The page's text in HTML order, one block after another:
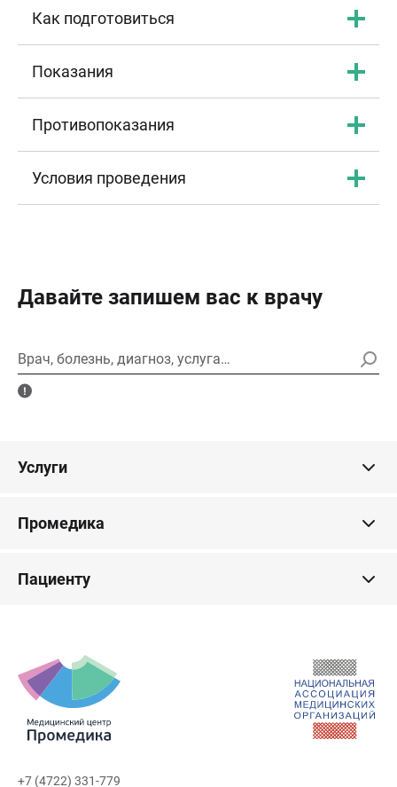
Как подготовиться
Показания
Противопоказания
Условия проведения
Давайте запишем вас к врачу
Врач, болезнь, диагноз, услуга…
Услуги
Промедика
Пациенту
+7 (4722) 331-779